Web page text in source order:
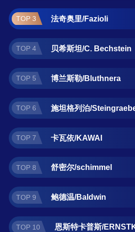
尔/schimmel、鲍德温/Baldwin、恩
斯/ERNSTKAPS。如果您正在查找
子好？那么本钢琴十大品牌榜单可
购参考，我们致力于用最真实的用
月更新一次)
TOP 3 法奇奥里/Fazioli
TOP 4 贝希斯坦/C. Bechstein
TOP 5 博兰斯勒/Bluthnera
TOP 6 施坦格列泊/
TOP 7 卡瓦依/KAWAI
TOP 8 舒密尔/schimmel
TOP 9 鲍德温/Baldwin
TOP 10 恩斯特卡普斯/